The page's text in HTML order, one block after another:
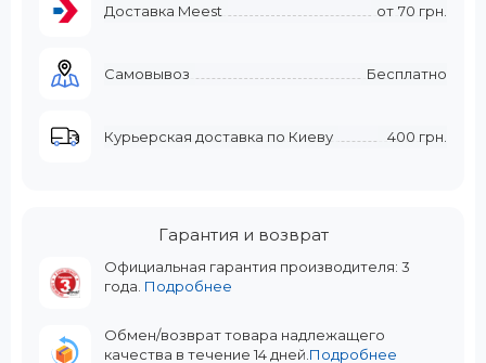
Доставка Meest от 70 грн.
Самовывоз Бесплатно
Курьерская доставка по Киеву 400 грн.
Гарантия и возврат
Официальная гарантия производителя: 3
года. Подробнее
Обмен/возврат товара надлежащего
качества в течение 14 дней. Подробнее